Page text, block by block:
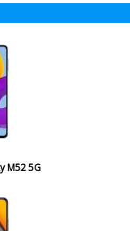
M52 5G